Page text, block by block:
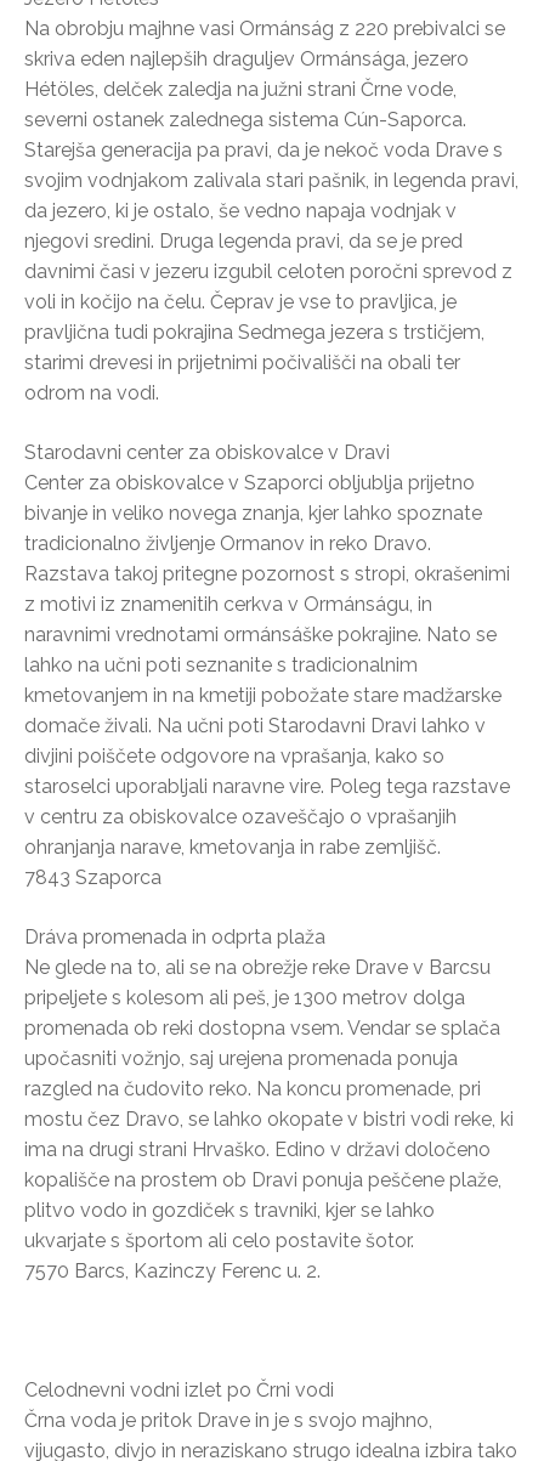
Na obrobju majhne vasi Ormánság z 220 prebivalci se
skriva eden najlepših draguljev Ormánsága, jezero
Hétöles, delček zaledja na južni strani Črne vode,
severni ostanek zalednega sistema Cún-Saporca.
Starejša generacija pa pravi, da je nekoč voda Drave s
svojim vodnjakom zalivala stari pašnik, in legenda pravi,
da jezero, ki je ostalo, še vedno napaja vodnjak v
njegovi sredini. Druga legenda pravi, da se je pred
davnimi časi v jezeru izgubil celoten poročni sprevod z
voli in kočijo na čelu. Čeprav je vse to pravljica, je
pravljična tudi pokrajina Sedmega jezera s trstičjem,
starimi drevesi in prijetnimi počivališči na obali ter
odrom na vodi.
Starodavni center za obiskovalce v Dravi
Center za obiskovalce v Szaporci obljublja prijetno
bivanje in veliko novega znanja, kjer lahko spoznate
tradicionalno življenje Ormanov in reko Dravo.
Razstava takoj pritegne pozornost s stropi, okrašenimi
z motivi iz znamenitih cerkva v Ormánságu, in
naravnimi vrednotami ormánsáške pokrajine. Nato se
lahko na učni poti seznanite s tradicionalnim
kmetovanjem in na kmetiji pobožate stare madžarske
domače živali. Na učni poti Starodavni Dravi lahko v
divjini poiščete odgovore na vprašanja, kako so
staroselci uporabljali naravne vire. Poleg tega razstave
v centru za obiskovalce ozaveščajo o vprašanjih
ohranjanja narave, kmetovanja in rabe zemljišč.
7843 Szaporca
Dráva promenada in odprta plaža
Ne glede na to, ali se na obrežje reke Drave v Barcsu
pripeljete s kolesom ali peš, je 1300 metrov dolga
promenada ob reki dostopna vsem. Vendar se splača
upočasniti vožnjo, saj urejena promenada ponuja
razgled na čudovito reko. Na koncu promenade, pri
mostu čez Dravo, se lahko okopate v bistri vodi reke, ki
ima na drugi strani Hrvaško. Edino v državi določeno
kopališče na prostem ob Dravi ponuja peščene plaže,
plitvo vodo in gozdiček s travniki, kjer se lahko
ukvarjate s športom ali celo postavite šotor.
7570 Barcs, Kazinczy Ferenc u. 2.
Celodnevni vodni izlet po Črni vodi
Črna voda je pritok Drave in je s svojo majhno,
vijugasto, divjo in neraziskano strugo idealna izbira tako